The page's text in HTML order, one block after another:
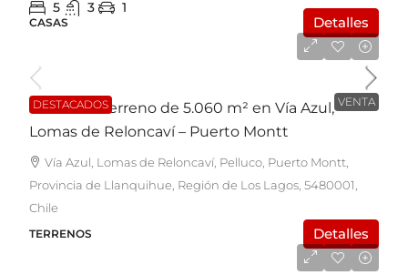
5 3 1
CASAS Detalles
DESTACADOS VENTA
Exclusivo Terreno de 5.060 m² en Vía Azul,
Lomas de Reloncaví – Puerto Montt
Vía Azul, Lomas de Reloncaví, Pelluco, Puerto Montt,
Provincia de Llanquihue, Región de Los Lagos, 5480001,
Chile
TERRENOS Detalles